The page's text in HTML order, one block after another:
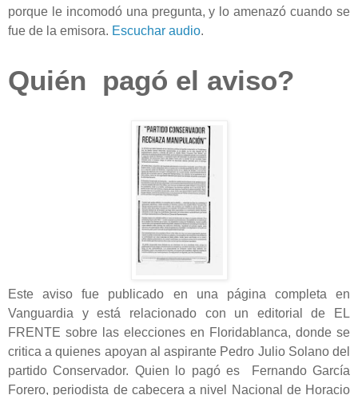
porque le incomodó una pregunta, y lo amenazó cuando se
fue de la emisora. Escuchar audio.
Quién pagó el aviso?
Este aviso fue publicado en una página completa en
Vanguardia y está relacionado con un editorial de EL
FRENTE sobre las elecciones en Floridablanca, donde se
critica a quienes apoyan al aspirante Pedro Julio Solano del
partido Conservador. Quien lo pagó es Fernando García
Forero, periodista de cabecera a nivel Nacional de Horacio